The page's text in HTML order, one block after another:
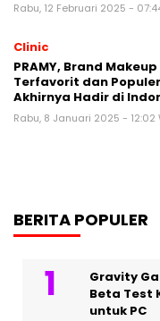
Rabu, 12 Februari 2025 -
Clinic
PRAMY, Brand
Terfavorit dan
Akhirnya Hadir di
Rabu, 8 Januari 2025 - 12:02
BERITA POPULER
Gravity
Beta Test
untuk PC